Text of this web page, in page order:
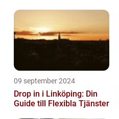
09 september 2024
Drop in i Linköping: Din
Guide till Flexibla Tjänster